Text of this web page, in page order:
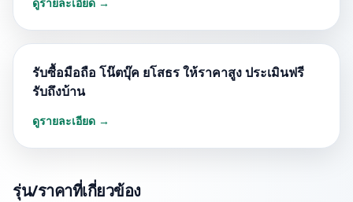
รับซื้อมือถือ โน๊ตบุ๊ค ยโสธร ให้ราคาสูง ประเมินฟรี
รับถึงบ้าน
ดูรายละเอียด →
รุ่น/ราคาที่เกี่ยวข้อง